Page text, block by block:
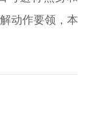
动作要领，本